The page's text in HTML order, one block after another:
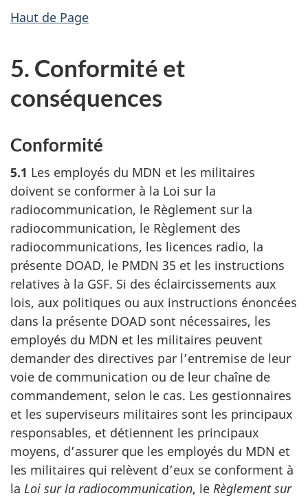
Haut de Page
5. Conformité et
conséquences
Conformité
5.1 Les employés du MDN et les militaires
doivent se conformer à la Loi sur la
radiocommunication, le Règlement sur la
radiocommunication, le Règlement des
radiocommunications, les licences radio, la
présente DOAD, le PMDN 35 et les instructions
relatives à la GSF. Si des éclaircissements aux
lois, aux politiques ou aux instructions énoncées
dans la présente DOAD sont nécessaires, les
employés du MDN et les militaires peuvent
demander des directives par l’entremise de leur
voie de communication ou de leur chaîne de
commandement, selon le cas. Les gestionnaires
et les superviseurs militaires sont les principaux
responsables, et détiennent les principaux
moyens, d’assurer que les employés du MDN et
les militaires qui relèvent d’eux se conforment à
la Loi sur la radiocommunication, le Règlement sur